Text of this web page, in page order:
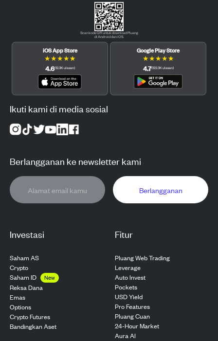
Investasi
Saham AS
Crypto
Saham ID
New
Reksa Dana
Emas
Options
Crypto Futures
Bandingkan Aset
Fitur
Pluang Web Trading
Leverage
Auto Invest
Pockets
USD Yield
Pro Features
Pluang Cuan
24-Hour Market
Aura AI
Scan kode QR untuk download Pluang
di Android dan iOS.
iOS App Store
★★★★★
4.6(12.3K ulasan)
Google Play Store
★★★★★
4.7(122.3K ulasan)
Ikuti kami di media sosial
Berlangganan ke newsletter kami
Berlangganan